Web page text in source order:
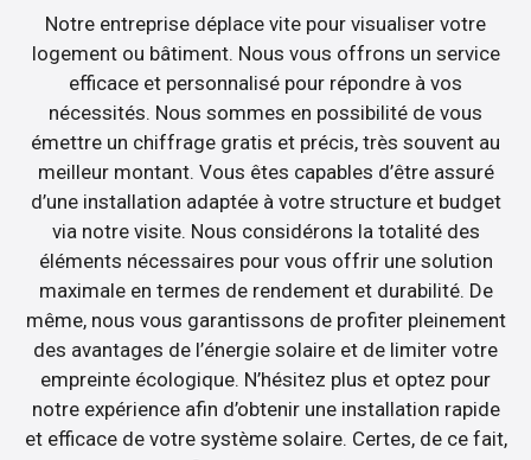
Notre entreprise déplace vite pour visualiser votre
logement ou bâtiment. Nous vous offrons un service
efficace et personnalisé pour répondre à vos
nécessités. Nous sommes en possibilité de vous
émettre un chiffrage gratis et précis, très souvent au
meilleur montant. Vous êtes capables d’être assuré
d’une installation adaptée à votre structure et budget
via notre visite. Nous considérons la totalité des
éléments nécessaires pour vous offrir une solution
maximale en termes de rendement et durabilité. De
même, nous vous garantissons de profiter pleinement
des avantages de l’énergie solaire et de limiter votre
empreinte écologique. N’hésitez plus et optez pour
notre expérience afin d’obtenir une installation rapide
et efficace de votre système solaire. Certes, de ce fait,